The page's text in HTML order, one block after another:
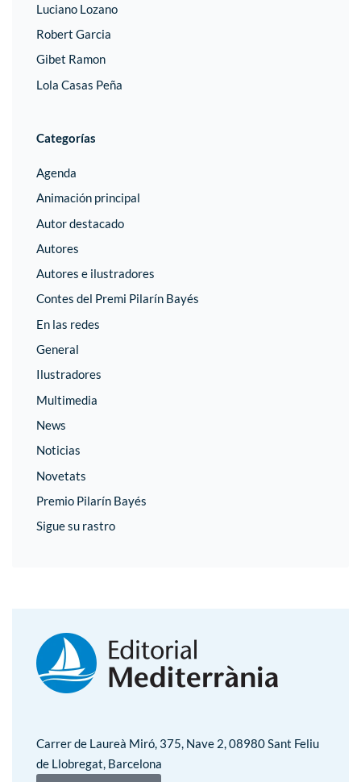
Luciano Lozano
Robert Garcia
Gibet Ramon
Lola Casas Peña
Categorías
Agenda
Animación principal
Autor destacado
Autores
Autores e ilustradores
Contes del Premi Pilarín Bayés
En las redes
General
Ilustradores
Multimedia
News
Noticias
Novetats
Premio Pilarín Bayés
Sigue su rastro
Carrer de Laureà Miró, 375, Nave 2, 08980 Sant Feliu
de Llobregat, Barcelona